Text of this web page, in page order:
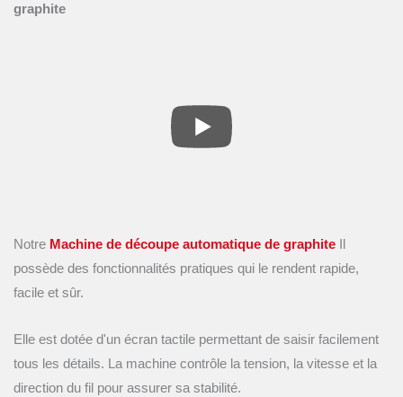
graphite
Notre Machine de découpe automatique de graphite
possède des fonctionnalités pratiques qui le rendent rapide,
facile et sûr.
Elle est dotée d'un écran tactile permettant de saisir facilement
tous les détails. La machine contrôle la tension, la vitesse et la
direction du fil pour assurer sa stabilité.